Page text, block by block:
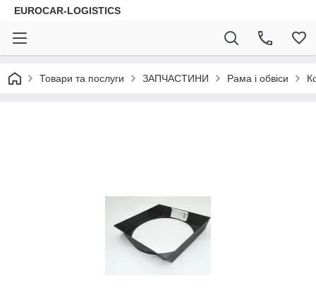
EUROCAR-LOGISTICS
Товари та послуги ЗАПЧАСТИНИ Рама і обвіси